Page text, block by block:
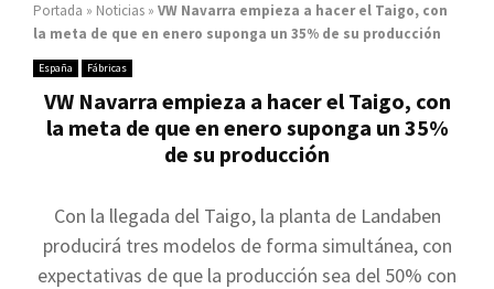
Portada » Noticias » VW Navarra empieza a hacer el Taigo, con
la meta de que en enero suponga un 35% de su producción
España Fábricas
VW Navarra empieza a hacer el Taigo, con
la meta de que en enero suponga un 35%
de su producción
Con la llegada del Taigo, la planta de Landaben
producirá tres modelos de forma simultánea, con
expectativas de que la producción sea del 50% con